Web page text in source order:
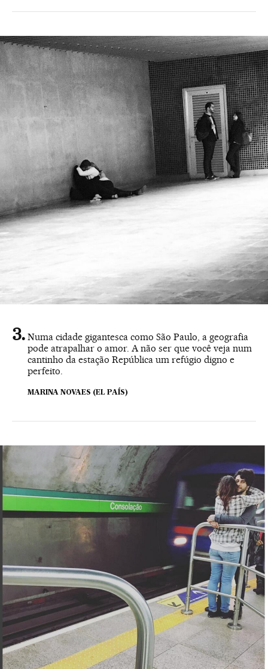
Numa cidade gigantesca como São Paulo, a geografia
pode atrapalhar o amor. A não ser que você veja num
cantinho da estação República um refúgio digno e
perfeito.
MARINA NOVAES (EL PAÍS)